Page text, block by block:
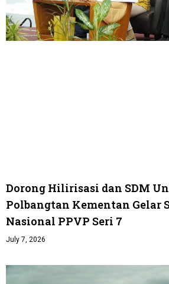
Dorong Hilirisasi dan SDM
Polbangtan Kementan Gelar
Nasional PPVP Seri 7
July 7, 2026